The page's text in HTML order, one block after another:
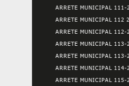
ARRETE MUNICIPAL 111-
ARRETE MUNICIPAL 112
ARRETE MUNICIPAL 112-
ARRETE MUNICIPAL 113-
ARRETE MUNICIPAL 113-
ARRETE MUNICIPAL 114-
ARRETE MUNICIPAL 115-